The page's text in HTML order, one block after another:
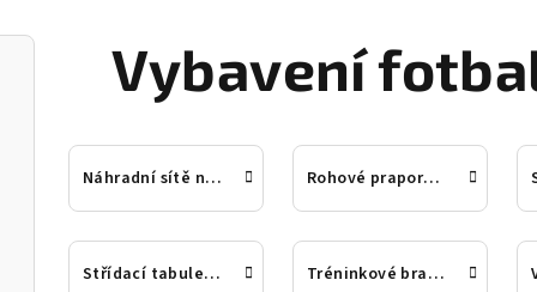
Vybavení
Náhradní sítě na tréninkové fotbalové branky Rohové praporky na fotbal
Střídací tabule na fotbal Tréninkové branky na fotbal